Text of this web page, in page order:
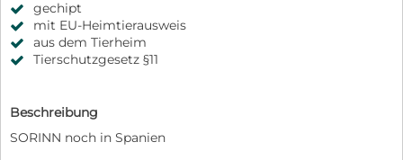
gechipt
mit EU-Heimtierausweis
aus dem Tierheim
Tierschutzgesetz §11
Beschreibung
SORINN noch in Spanien